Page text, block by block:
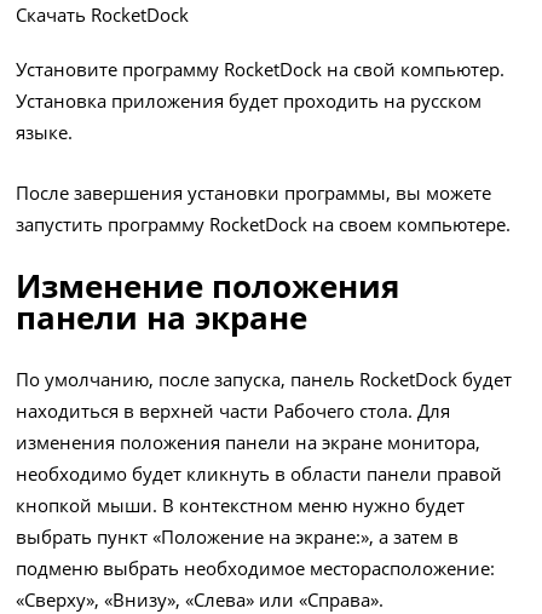
Скачать RocketDock
Установите программу RocketDock на свой компьютер.
Установка приложения будет проходить на русском
языке.
После завершения установки программы, вы можете
запустить программу RocketDock на своем компьютере.
Изменение положения
панели на экране
По умолчанию, после запуска, панель RocketDock будет
находиться в верхней части Рабочего стола. Для
изменения положения панели на экране монитора,
необходимо будет кликнуть в области панели правой
кнопкой мыши. В контекстном меню нужно будет
выбрать пункт «Положение на экране:», а затем в
подменю выбрать необходимое месторасположение:
«Сверху», «Внизу», «Слева» или «Справа».